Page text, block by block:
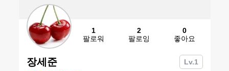
1
팔로워
2
팔로잉
0
좋아요
장세준 Lv.1